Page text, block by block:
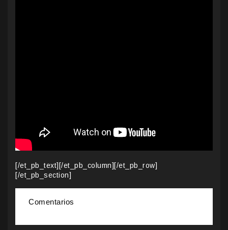
[/et_pb_text][/et_pb_column][/et_pb_row]
[/et_pb_section]
Comentarios